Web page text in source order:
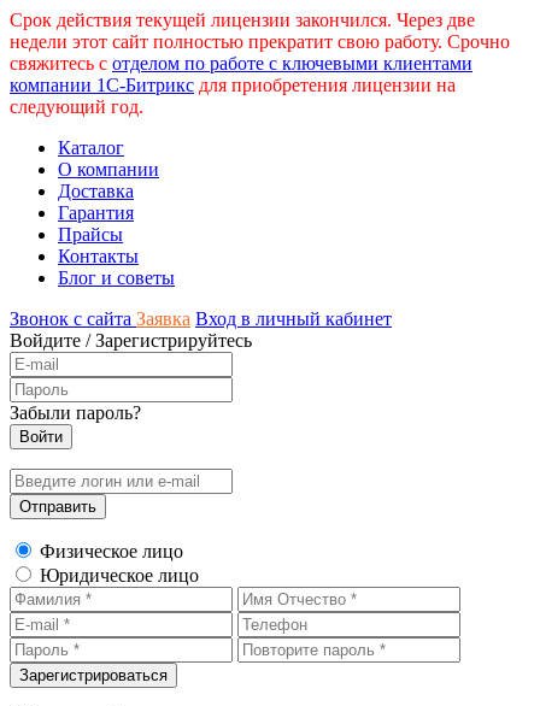
Срок действия текущей лицензии закончился. Через две
недели этот сайт полностью прекратит свою работу. Срочно
свяжитесь с отделом по работе с ключевыми клиентами
компании 1С-Битрикс для приобретения лицензии на
следующий год.
Каталог
О компании
Доставка
Гарантия
Прайсы
Контакты
Блог и советы
Звонок с сайта Заявка Вход в личный кабинет
Войдите /Зарегистрируйтесь
Забыли пароль?
Физическое лицо
Юридическое лицо